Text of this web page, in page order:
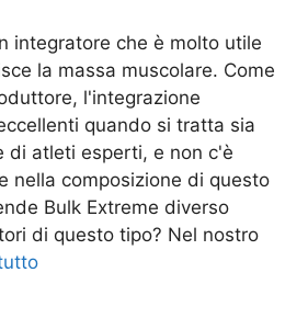
integratore che è molto utile
la massa muscolare. Come
l'integrazione
quando si tratta sia
di atleti esperti, e non c'è
nella composizione di questo
Bulk Extreme diverso
di questo tipo? Nel nostro